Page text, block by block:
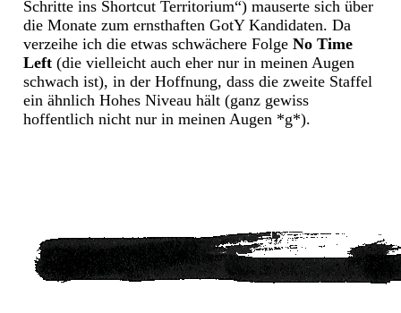
Schritte ins Shortcut Territorium“) mauserte sich über
die Monate zum ernsthaften GotY Kandidaten. Da
verzeihe ich die etwas schwächere Folge No Time
Left (die vielleicht auch eher nur in meinen Augen
schwach ist), in der Hoffnung, dass die zweite Staffel
ein ähnlich Hohes Niveau hält (ganz gewiss
hoffentlich nicht nur in meinen Augen *g*).